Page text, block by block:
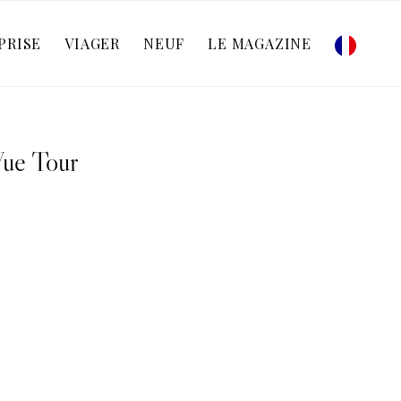
VIAGER NEUF LE MAGAZINE
Tour